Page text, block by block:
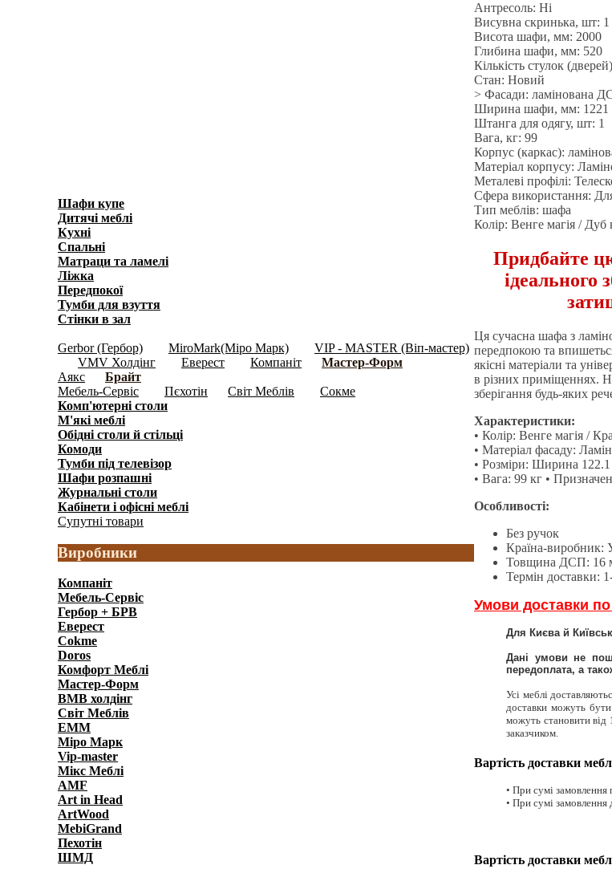
Шафи купе
Дитячі меблі(278)
Кухні(3871)
Спальні(1038)
Матраци та ламелi(40)
Ліжка
Передпокої(450)
Тумби для взуття
Стінки в зал
Gerbor (Гербор) MiroMark(Міро Марк) VIP - MASTER (Віп-мастер)
VMV Холдінг Еверест Компаніт Мастер-Форм
Аякс Брайт
Мебель-Сервіс Пєхотін Світ Меблів Сокме
Комп'ютерні столи
М'які меблі(141)
Обідні столи й стільці(159)
Комоди
Тумби під телевізор
Шафи розпашні(1241)
Журнальні столи
Кабінети і офісні меблі(328)
Супутні товари
Виробники
Компаніт
Мебель-Сервіс
Гербор + БРВ
Еверест
Cokme
Doros
Комфорт Меблi
Мастер-Форм
ВМВ холдінг
Світ Меблів
ЕММ
Міро Марк
Vip-master
Мікс Меблі
AMF
Art in Head
ArtWood
MebiGrand
Пехотін
ШМД
Антресоль: Ні
Висувна скринька, шт: 1
Висота шафи, мм: 2000
Глибина шафи, мм: 520
Кількість стулок
Стан: Новий
> Фасади: ламінована
Ширина шафи, мм: 1221
Штанга для одягу, шт: 1
Вага, кг: 99
Корпус (каркас):
Матеріал корпусу:
Металеві профілі:
Сфера використання:
Тип меблів: шафа
Колір: Венге магія / Дуб
Придбайте
ідеального
Ця сучасна шафа з
передпокою та
якісні матеріали та
в різних приміщеннях.
зберігання будь-яких
Характеристики:
• Колір: Венге магія /
• Матеріал фасаду:
• Розміри: Ширина
• Вага: 99 кг •
Особливості:
Без ручок
Країна-виробник:
Товщина ДСП: 16
Термін доставки:
Умови доставки
Для Києва й
Дані умови не
передоплата, а
Усі меблі
доставки можуть
можуть становити від
заказчиком.
Вартість доставки
• При сумі замовлення
• При сумі замовлення
Вартість доставки